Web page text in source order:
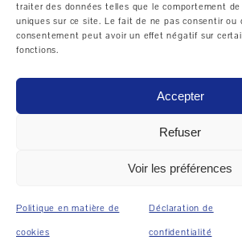
traiter des données telles que le comportement
uniques sur ce site. Le fait de ne pas consentir ou
consentement peut avoir un effet négatif sur
fonctions.
Accepter
Refuser
Voir les préférences
Politique en matière de
cookies
Déclaration de
confidentialité
Tours à commande numérique
Tours à commande de cycle
Centre d'usinage horizontal
Centres d'usinage universel
Centre d'usinage vertical